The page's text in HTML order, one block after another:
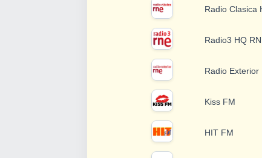
Radio Clasica
Radio3 HQ
Radio Exterior
Kiss FM
HIT FM